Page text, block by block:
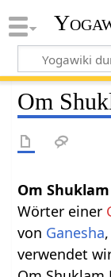
Om
Om
Wörter einer
von Ganesha
verwendet